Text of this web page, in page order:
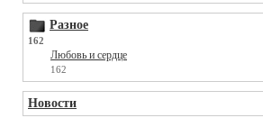
Разное
162
Любовь и сердце
162
Новости